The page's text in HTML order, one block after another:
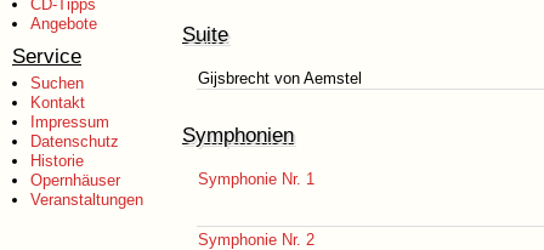
CD-Tipps
Angebote
Service
Suchen
Kontakt
Impressum
Datenschutz
Historie
Opernhäuser
Veranstaltungen
Suite
Gijsbrecht von Aemstel
Symphonien
Symphonie Nr. 1
Symphonie Nr. 2